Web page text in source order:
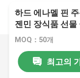
하드 에나멜 핀
젠민 장식품 선물
MOQ：50개
최고의